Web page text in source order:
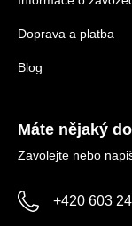
Doprava a platba
Blog
Máte nějaký
Zavolejte nebo
+420 603